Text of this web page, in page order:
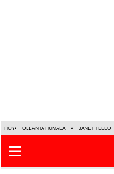
HOY OLLANTA HUMALA JANET TELLO